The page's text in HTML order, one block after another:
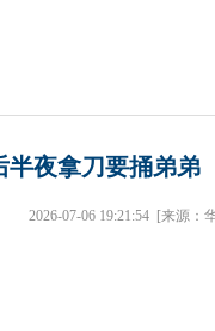
半夜拿刀要捅弟弟
2026-07-06 19:21:54 [来源：